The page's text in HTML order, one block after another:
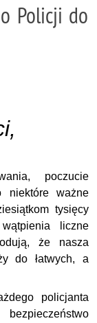
Policji do
poczucie
niektóre ważne
tysięcy
liczne
że nasza
do łatwych, a
policjanta